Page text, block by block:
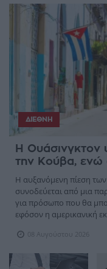
ΔΙΕΘΝΉ
Η Ουάσινγκτον
την Κούβα, ενώ
Η αυξανόμενη πίεση
συνοδεύεται από μια
για πρόσωπο που θα
εφόσον η αμερικανική
08 Αυγούστου 2026